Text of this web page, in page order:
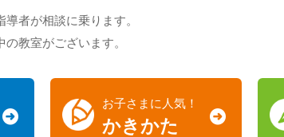
者が相談に乗ります。
教室がございます。
お子さまに人気！
かきかた